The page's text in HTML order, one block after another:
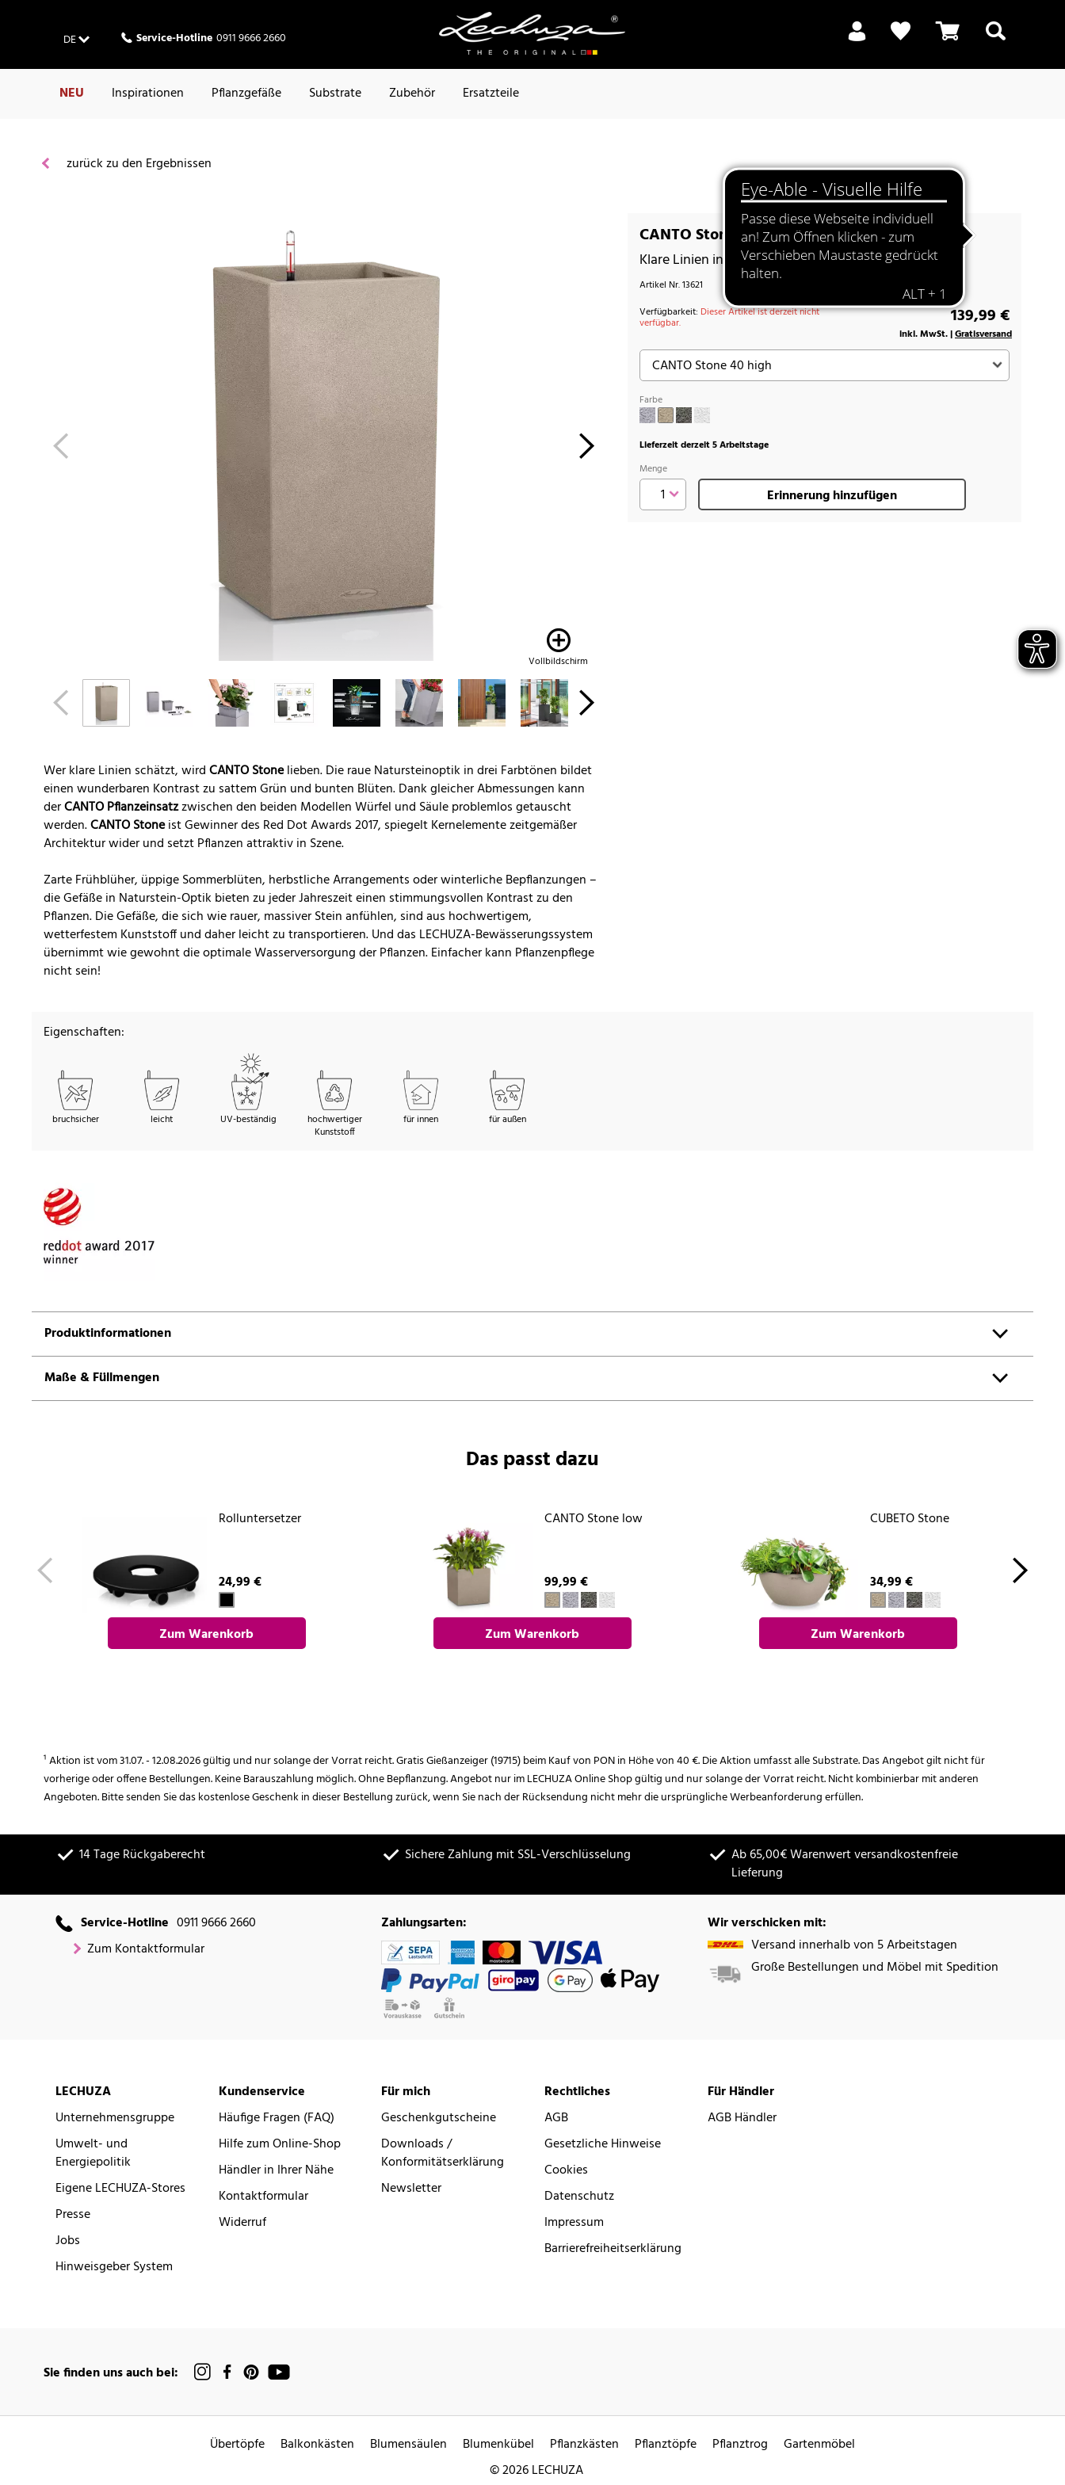
DE Service-Hotline 0911 9666 2660
NEU Inspirationen Pflanzgefäße Substrate Zubehör Ersatzteile
Suchen
zurück zu den Ergebnissen
Vollbildschirm
CANTO Stone 40 high sandbeige
Klare Linien in Natursteinoptik
Artikel Nr.13621
Verfügbarkeit: Dieser Artikel ist derzeit nicht
verfügbar. 139,99 €
inkl. MwSt. |Gratisversand
Farbe
Lieferzeit derzeit 5 Arbeitstage
Menge
Erinnerung hinzufügen
Wer klare Linien schätzt, wirdCANTO Stonelieben. Die raue Natursteinoptik in drei Farbtönen bildet
einen wunderbaren Kontrast zu sattem Grün und bunten Blüten. Dank gleicher Abmessungen kann
derCANTO Pflanzeinsatzzwischen den beiden Modellen Würfel und Säule problemlos getauscht
werden.CANTO Stoneist Gewinner des Red Dot Awards 2017, spiegelt Kernelemente zeitgemäßer
Architektur wider und setzt Pflanzen attraktiv in Szene.
Zarte Frühblüher, üppige Sommerblüten, herbstliche Arrangements oder winterliche Bepflanzungen –
die Gefäße in Naturstein-Optik bieten zu jeder Jahreszeit einen stimmungsvollen Kontrast zu den
Pflanzen. Die Gefäße, die sich wie rauer, massiver Stein anfühlen, sind aus hochwertigem,
wetterfestem Kunststoff und daher leicht zu transportieren. Und das LECHUZA-Bewässerungssystem
übernimmt wie gewohnt die optimale Wasserversorgung der Pflanzen. Einfacher kann Pflanzenpflege
nicht sein!
Eigenschaften:
bruchsicher leicht UV-beständig
hochwertiger
Kunststoff
für innen für außen
Produktinformationen
Maße & Füllmengen
Das passt dazu
Rolluntersetzer
24,99 €
Zum Warenkorb
CANTO Stone low
99,99 €
Zum Warenkorb
CUBETO Stone
34,99 €
Zum Warenkorb
¹ Aktion ist vom 31.07. - 12.08.2026 gültig und nur solange der Vorrat reicht. Gratis Gießanzeiger (19715) beim Kauf von PON in Höhe von 40 €. Die Aktion umfasst alle Substrate. Das Angebot gilt nicht für
vorherige oder offene Bestellungen. Keine Barauszahlung möglich. Ohne Bepflanzung. Angebot nur im LECHUZA Online Shop gültig und nur solange der Vorrat reicht. Nicht kombinierbar mit anderen
Angeboten. Bitte senden Sie das kostenlose Geschenk in dieser Bestellung zurück, wenn Sie nach der Rücksendung nicht mehr die ursprüngliche Werbeanforderung erfüllen.
14 Tage Rückgaberecht Sichere Zahlung mit SSL-Verschlüsselung
Ab 65,00€ Warenwert versandkostenfreie
Lieferung
Service-Hotline 0911 9666 2660
Zum Kontaktformular
Zahlungsarten:
Wir verschicken mit:
Versand innerhalb von 5 Arbeitstagen
Große Bestellungen und Möbel mit Spedition
LECHUZA
Unternehmensgruppe
Umwelt- und
Energiepolitik
Eigene LECHUZA-Stores
Presse
Jobs
Hinweisgeber System
Kundenservice
Häufige Fragen (FAQ)
Hilfe zum Online-Shop
Händler in Ihrer Nähe
Kontaktformular
Widerruf
Für mich
Geschenkgutscheine
Downloads /
Konformitätserklärung
Newsletter
Rechtliches
AGB
Gesetzliche Hinweise
Cookies
Datenschutz
Impressum
Barrierefreiheitserklärung
Für Händler
AGB Händler
Sie finden uns auch bei:
Übertöpfe Balkonkästen Blumensäulen Blumenkübel Pflanzkästen Pflanztöpfe Pflanztrog
Gartenmöbel
© 2026 LECHUZA